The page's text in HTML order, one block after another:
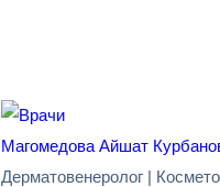
Магомедова Айшат
Дерматовенеролог |